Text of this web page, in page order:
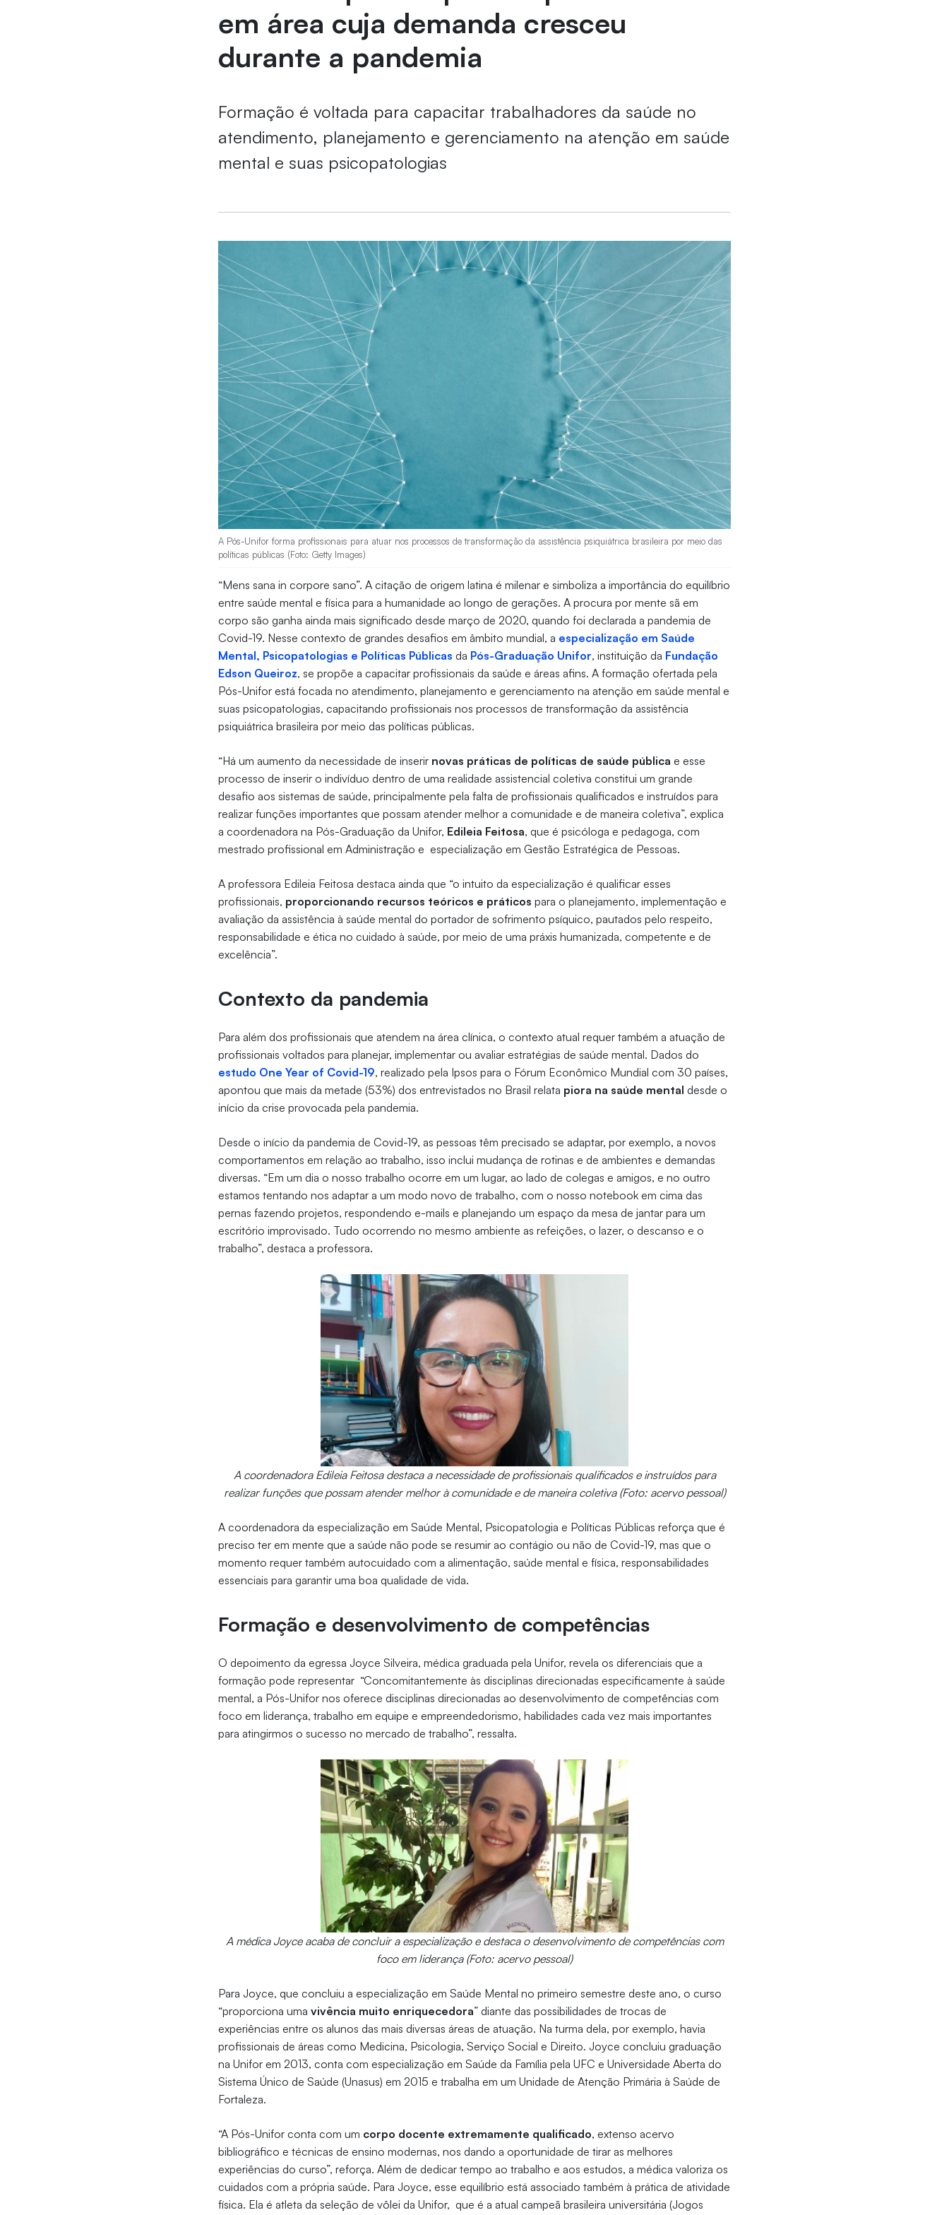
em área cuja demanda cresceu
durante a pandemia
Formação é voltada para capacitar trabalhadores da saúde no
atendimento, planejamento e gerenciamento na atenção em saúde
mental e suas psicopatologias
A Pós-Unifor forma profissionais para atuar nos processos de transformação da assistência psiquiátrica brasileira por meio das
políticas públicas (Foto: Getty Images)
“Mens sana in corpore sano”. A citação de origem latina é milenar e simboliza a importância do equilíbrio
entre saúde mental e física para a humanidade ao longo de gerações. A procura por mente sã em
corpo são ganha ainda mais significado desde março de 2020, quando foi declarada a pandemia de
Covid-19. Nesse contexto de grandes desafios em âmbito mundial, a especialização em Saúde
Mental, Psicopatologias e Políticas Públicas da Pós-Graduação Unifor, instituição da Fundação
Edson Queiroz, se propõe a capacitar profissionais da saúde e áreas afins. A formação ofertada pela
Pós-Unifor está focada no atendimento, planejamento e gerenciamento na atenção em saúde mental e
suas psicopatologias, capacitando profissionais nos processos de transformação da assistência
psiquiátrica brasileira por meio das políticas públicas.
“Há um aumento da necessidade de inserir novas práticas de políticas de saúde pública e esse
processo de inserir o indivíduo dentro de uma realidade assistencial coletiva constitui um grande
desafio aos sistemas de saúde, principalmente pela falta de profissionais qualificados e instruídos para
realizar funções importantes que possam atender melhor a comunidade e de maneira coletiva”, explica
a coordenadora na Pós-Graduação da Unifor, Edileia Feitosa, que é psicóloga e pedagoga, com
mestrado profissional em Administração e especialização em Gestão Estratégica de Pessoas.
A professora Edileia Feitosa destaca ainda que “o intuito da especialização é qualificar esses
profissionais, proporcionando recursos teóricos e práticos para o planejamento, implementação e
avaliação da assistência à saúde mental do portador de sofrimento psíquico, pautados pelo respeito,
responsabilidade e ética no cuidado à saúde, por meio de uma práxis humanizada, competente e de
excelência”.
Contexto da pandemia
Para além dos profissionais que atendem na área clínica, o contexto atual requer também a atuação de
profissionais voltados para planejar, implementar ou avaliar estratégias de saúde mental. Dados do
estudo One Year of Covid-19, realizado pela Ipsos para o Fórum Econômico Mundial com 30 países,
apontou que mais da metade (53%) dos entrevistados no Brasil relata piora na saúde mental desde o
início da crise provocada pela pandemia.
Desde o início da pandemia de Covid-19, as pessoas têm precisado se adaptar, por exemplo, a novos
comportamentos em relação ao trabalho, isso inclui mudança de rotinas e de ambientes e demandas
diversas. “Em um dia o nosso trabalho ocorre em um lugar, ao lado de colegas e amigos, e no outro
estamos tentando nos adaptar a um modo novo de trabalho, com o nosso notebook em cima das
pernas fazendo projetos, respondendo e-mails e planejando um espaço da mesa de jantar para um
escritório improvisado. Tudo ocorrendo no mesmo ambiente as refeições, o lazer, o descanso e o
trabalho”, destaca a professora.
A coordenadora Edileia Feitosa destaca a necessidade de profissionais qualificados e instruídos para
realizar funções que possam atender melhor à comunidade e de maneira coletiva (Foto: acervo pessoal)
A coordenadora da especialização em Saúde Mental, Psicopatologia e Políticas Públicas reforça que é
preciso ter em mente que a saúde não pode se resumir ao contágio ou não de Covid-19, mas que o
momento requer também autocuidado com a alimentação, saúde mental e física, responsabilidades
essenciais para garantir uma boa qualidade de vida.
Formação e desenvolvimento de competências
O depoimento da egressa Joyce Silveira, médica graduada pela Unifor, revela os diferenciais que a
formação pode representar “Concomitantemente às disciplinas direcionadas especificamente à saúde
mental, a Pós-Unifor nos oferece disciplinas direcionadas ao desenvolvimento de competências com
foco em liderança, trabalho em equipe e empreendedorismo, habilidades cada vez mais importantes
para atingirmos o sucesso no mercado de trabalho”, ressalta.
A médica Joyce acaba de concluir a especialização e destaca o desenvolvimento de competências com
foco em liderança (Foto: acervo pessoal)
Para Joyce, que concluiu a especialização em Saúde Mental no primeiro semestre deste ano, o curso
“proporciona umavivência muito enriquecedora” diante das possibilidades de trocas de
experiências entre os alunos das mais diversas áreas de atuação. Na turma dela, por exemplo, havia
profissionais de áreas como Medicina, Psicologia, Serviço Social e Direito. Joyce concluiu graduação
na Unifor em 2013, conta com especialização em Saúde da Família pela UFC e Universidade Aberta do
Sistema Único de Saúde (Unasus) em 2015 e trabalha em um Unidade de Atenção Primária à Saúde de
Fortaleza.
“A Pós-Unifor conta com um corpo docente extremamente qualificado, extenso acervo
bibliográfico e técnicas de ensino modernas, nos dando a oportunidade de tirar as melhores
experiências do curso”, reforça. Além de dedicar tempo ao trabalho e aos estudos, a médica valoriza os
cuidados com a própria saúde. Para Joyce, esse equilíbrio está associado também à prática de atividade
física. Ela é atleta da seleção de vôlei da Unifor, que é a atual campeã brasileira universitária (Jogos